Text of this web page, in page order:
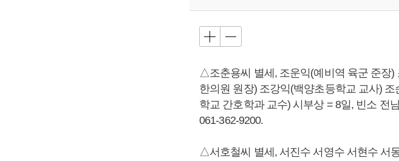
△조춘용씨 별세, 조운익(예비역 육군 준장
한의원 원장) 조강익(백양초등학교 교사)
학교 간호학과 교수) 시부상 = 8일, 빈소 전
061-362-9200.
△서호철씨 별세, 서진수 서영수 서현수 서